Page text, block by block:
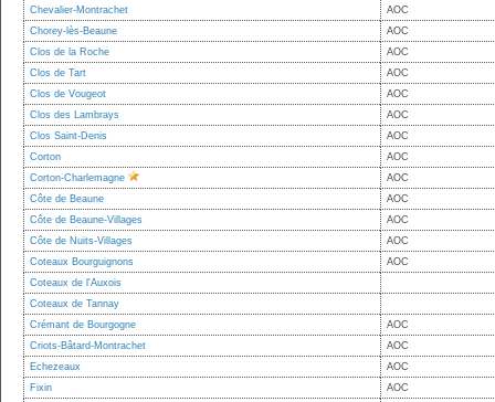
Chevalier-Montrachet
AOC
Chorey-lès-Beaune
AOC
Clos de la Roche
AOC
Clos de Tart
AOC
Clos de Vougeot
AOC
Clos des Lambrays
AOC
Clos Saint-Denis
AOC
Corton
AOC
Corton-Charlemagne
AOC
Côte de Beaune
AOC
Côte de Beaune-Villages
AOC
Côte de Nuits-Villages
AOC
Coteaux Bourguignons
AOC
Coteaux de l'Auxois
Coteaux de Tannay
Crémant de Bourgogne
AOC
Criots-Bâtard-Montrachet
AOC
Echezeaux
AOC
Fixin
AOC